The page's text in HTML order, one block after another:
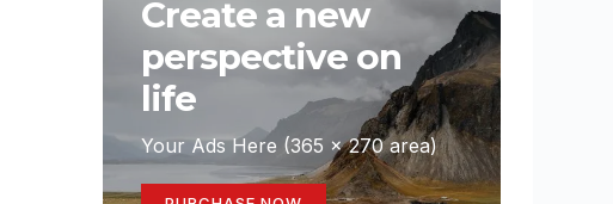
Create a new
perspective on
life
Your Ads Here (365 x 270 area)